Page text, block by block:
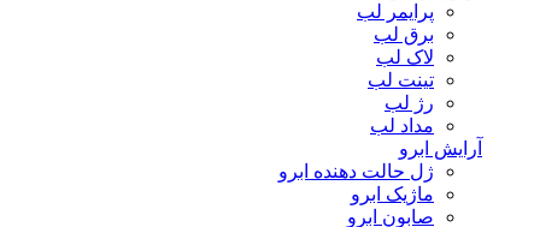
پرایمر لب
برق لب
لاک لب
تینت لب
رژ لب
مداد لب
آرایش ابرو
ژل حالت دهنده ابرو
ماژیک ابرو
صابون ابرو